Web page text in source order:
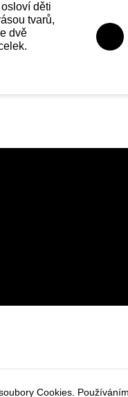
děti
tvarů,
dvě
Cookies.